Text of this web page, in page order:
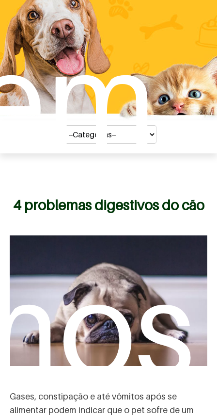
4 problemas digestivos do cão
Gases, constipação e até vômitos após se
alimentar podem indicar que o pet sofre de um